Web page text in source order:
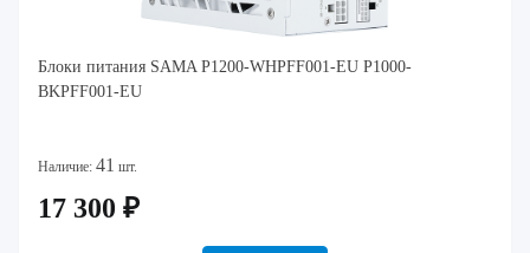
Блоки питания SAMA P1200-WHPFF001-EU P1000-
BKPFF001-EU
Наличие: 41 шт.
17 300 ₽